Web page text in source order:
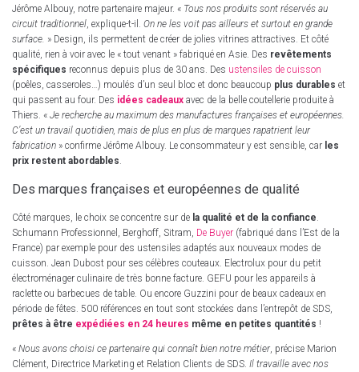
Jérôme Albouy, notre partenaire majeur. « Tous nos produits sont réservés au
circuit traditionnel , explique-t-il. On ne les voit pas ailleurs et surtout en grande
surface. » Design, ils permettent de créer de jolies vitrines attractives. Et côté
qualité, rien à voir avec le « tout venant » fabriqué en Asie. Des revêtements
spécifiques reconnus depuis plus de 30 ans. Des ustensiles de cuisson
(poêles, casseroles…) moulés d’un seul bloc et donc beaucoup plus durables et
qui passent au four. Des idées cadeaux avec de la belle coutellerie produite à
Thiers. « Je recherche au maximum des manufactures françaises et européennes.
C’est un travail quotidien, mais de plus en plus de marques rapatrient leur
fabrication » confirme Jérôme Albouy. Le consommateur y est sensible, car les
prix restent abordables
Des marques françaises et européennes de qualité
Côté marques, le choix se concentre sur de la qualité et de la confiance
Schumann Professionnel, Berghoff, Sitram, De Buyer (fabriqué dans l’Est de la
France) par exemple pour des ustensiles adaptés aux nouveaux modes de
cuisson. Jean Dubost pour ses célèbres couteaux. Electrolux pour du petit
électroménager culinaire de très bonne facture. GEFU pour les appareils à
raclette ou barbecues de table. Ou encore Guzzini pour de beaux cadeaux en
période de fêtes. 500 références en tout sont stockées dans l’entrepôt de SDS,
prêtes à être expédiées en 24 heures même en petites quantités !
« Nous avons choisi ce partenaire qui connaît bien notre métier, précise Marion
Clément, Directrice Marketing et Relation Clients de SDS. Il travaille avec nos